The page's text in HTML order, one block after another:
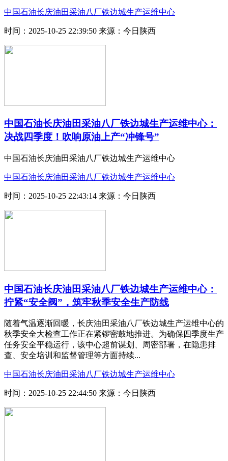
中国石油长庆油田采油八厂铁边城生产运维中心
时间：2025-10-25 22:39:50 来源：今日陕西
中国石油长庆油田采油八厂铁边城生产运维中心：
决战四季度！吹响原油上产“冲锋号”
中国石油长庆油田采油八厂铁边城生产运维中心
中国石油长庆油田采油八厂铁边城生产运维中心
时间：2025-10-25 22:43:14 来源：今日陕西
中国石油长庆油田采油八厂铁边城生产运维中心：
拧紧“安全阀”，筑牢秋季安全生产防线
随着气温逐渐回暖，长庆油田采油八厂铁边城生产运维中心的
秋季安全大检查工作正在紧锣密鼓地推进。为确保四季度生产
任务安全平稳运行，该中心超前谋划、周密部署，在隐患排
查、安全培训和监督管理等方面持续...
中国石油长庆油田采油八厂铁边城生产运维中心
时间：2025-10-25 22:44:50 来源：今日陕西